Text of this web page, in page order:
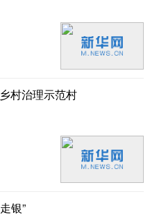
乡村治理示范村
银”